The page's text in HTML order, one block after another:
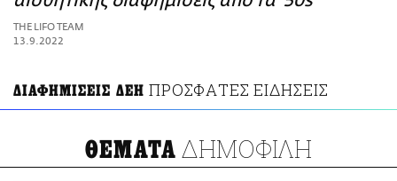
ΑΜΠΑ
PRINT
THE LIFO TEAM
13.9.2022
ΔΙΑΦΗΜΙΣΕΙΣ ΔΕΗ ΠΡΟΣΦΑΤΕΣ ΕΙΔΗΣΕΙΣ
ΘΕΜΑΤΑ ΔΗΜΟΦΙΛΗ